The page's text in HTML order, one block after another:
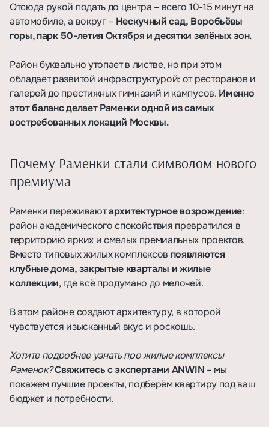
Отсюда рукой подать до центра – всего 10-15 минут на
автомобиле, а вокруг – Нескучный сад, Воробьёвы
горы, парк 50-летия Октября и десятки зелёных зон.
Район буквально утопает в листве, но при этом
обладает развитой инфраструктурой: от ресторанов и
галерей до престижных гимназий и кампусов. Именно
этот баланс делает Раменки одной из самых
востребованных локаций Москвы.
Почему Раменки стали символом нового
премиума
Раменки переживаютархитектурное возрождение:
район академического спокойствия превратился в
территорию ярких и смелых премиальных проектов.
Вместо типовых жилых комплексов появляются
клубные дома, закрытые кварталы и жилые
коллекции, где всё продумано до мелочей.
В этом районе создают архитектуру, в которой
чувствуется изысканный вкус и роскошь.
Хотите подробнее узнать про жилые комплексы
Раменок?Свяжитесь с экспертами ANWIN – мы
покажем лучшие проекты, подберём квартиру под ваш
бюджет и потребности.